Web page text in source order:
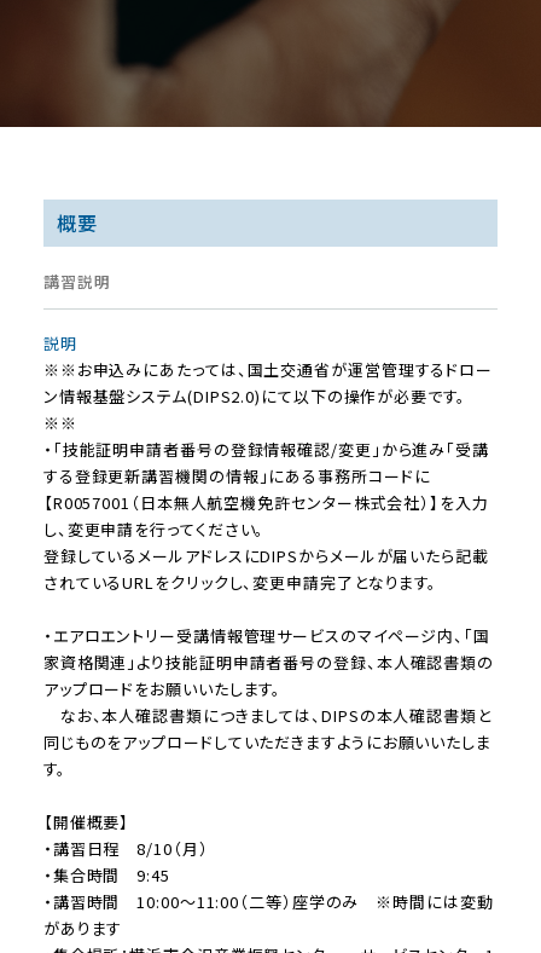
概要
講習説明
説明
※※お申込みにあたっては、国土交通省が運営管理するドロー
ン情報基盤システム(DIPS2.0)にて以下の操作が必要です。
※※
・「技能証明申請者番号の登録情報確認/変更」から進み「受講
する登録更新講習機関の情報」にある事務所コードに
【R0057001（日本無人航空機免許センター株式会社）】を入力
し、変更申請を行ってください。
登録しているメールアドレスにDIPSからメールが届いたら記載
されているURLをクリックし、変更申請完了となります。
・エアロエントリー受講情報管理サービスのマイページ内、「国
家資格関連」より技能証明申請者番号の登録、本人確認書類の
アップロードをお願いいたします。
なお、本人確認書類につきましては、DIPSの本人確認書類と
同じものをアップロードしていただきますようにお願いいたしま
す。
【開催概要】
・講習日程 8/10（月）
・集合時間 9:45
・講習時間 10:00～11:00（二等）座学のみ ※時間には変動
があります